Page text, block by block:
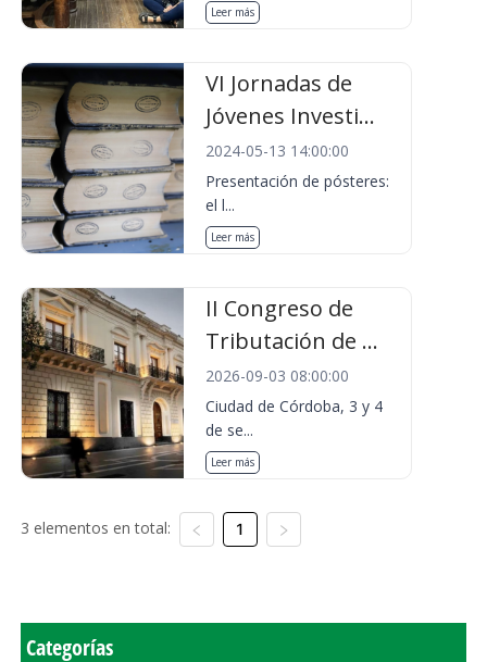
Leer más
VI Jornadas de
Jóvenes Investi...
2024-05-13 14:00:00
Presentación de pósteres:
el l...
Leer más
II Congreso de
Tributación de ...
2026-09-03 08:00:00
Ciudad de Córdoba, 3 y 4
de se...
Leer más
3 elementos en total: 1
Categorías